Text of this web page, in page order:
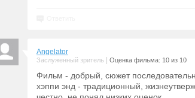
Angelator
Заслуженный зритель Оценка фильма: 10 из 10
Фильм - добрый, сюжет
хэппи энд - традиционный,